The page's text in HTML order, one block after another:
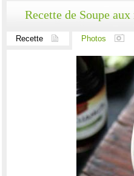
Recette de Soupe
Recette Photos
Recettes